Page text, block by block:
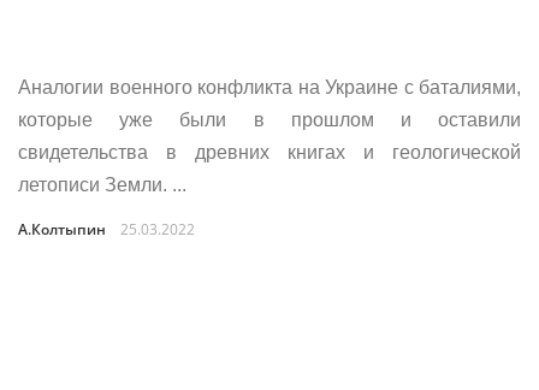
Аналогии военного конфликта на Украине с баталиями,
которые уже были в прошлом и оставили
свидетельства в древних книгах и геологической
летописи Земли. ...
А.Колтыпин 25.03.2022